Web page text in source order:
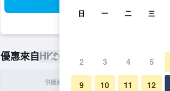
優惠來自HK$626
供應商 每晚總額
日 一 二 三
2 3 4 5
9 10 11 12